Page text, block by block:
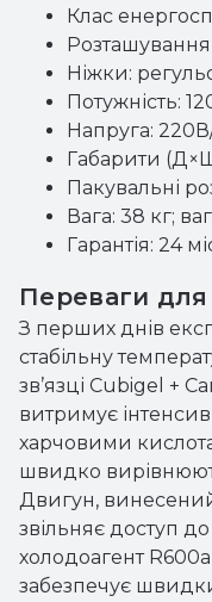
Клас
Ніжки:
Потужність:
Напруга:
Габарити
Пакувальні
Вага: 38 кг;
Гарантія: 24
Переваги для
З перших днів
стабільну
зв’язці Cubigel +
витримує
харчовими
швидко
Двигун,
звільняє доступ
холодоагент
забезпечує